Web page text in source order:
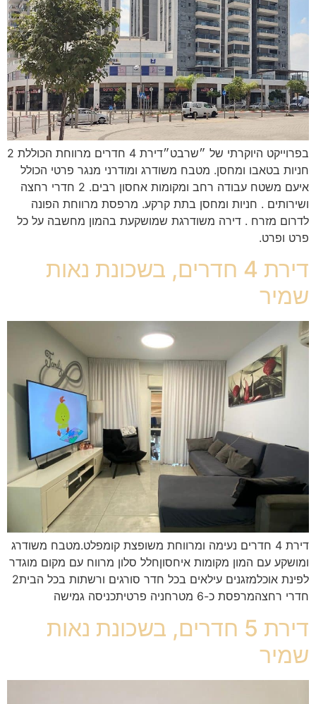
בפרוייקט היוקרתי של ״שרבט״דירת 4 חדרים מרווחת הכוללת 2
חניות בטאבו ומחסן. מטבח משודרג ומודרני מנגר פרטי הכולל
איעם משטח עבודה רחב ומקומות אחסון רבים. 2 חדרי רחצה
ושירותים . חניות ומחסן בתת קרקע. מרפסת מרווחת הפונה
לדרום מזרח . דירה משודרגת שמושקעת בהמון מחשבה על כל
פרט ופרט.
דירת 4 חדרים, בשכונת נאות
שמיר
דירת 4 חדרים נעימה ומרווחת משופצת קומפלט.מטבח משודרג
ומושקע עם המון מקומות איחסוןחלל סלון מרווח עם מקום מוגדר
לפינת אוכלמזגנים עילאים בכל חדר סורגים ורשתות בכל הבית2
חדרי רחצהמרפסת כ-6 מטרחניה פרטיתכניסה גמישה
דירת 5 חדרים, בשכונת נאות
שמיר